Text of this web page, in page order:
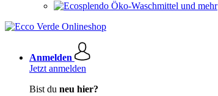
Öko-Waschmittel und mehr
Anmelden
Jetzt anmelden
Bist du neu hier?